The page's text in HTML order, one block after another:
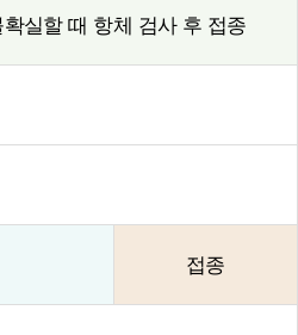
실할 때 항체 검사 후 접종
접종